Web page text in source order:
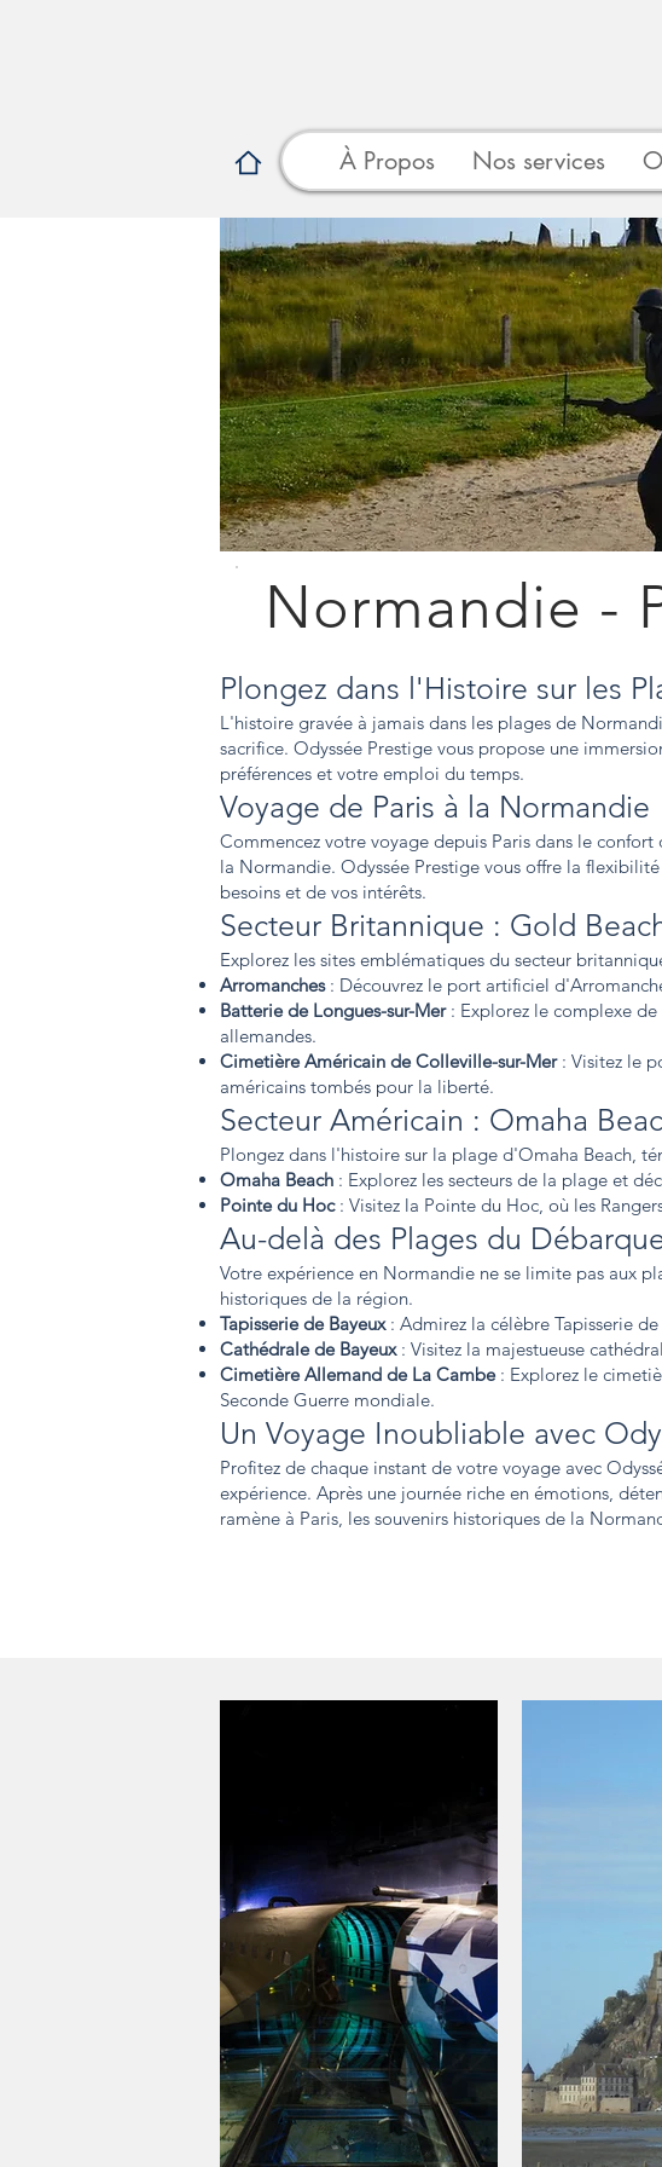
À Propos Nos services
Normandie -
Plongez dans l'Histoire sur les
L'histoire gravée à jamais dans les plages de
sacrifice. Odyssée Prestige vous propose une
préférences et votre emploi du temps.
Voyage de Paris à la Normandie
Commencez votre voyage depuis Paris dans le
la Normandie. Odyssée Prestige vous offre la
besoins et de vos intérêts.
Secteur Britannique : Gold
Explorez les sites emblématiques du secteur
Arromanches: Découvrez le port artificiel
Batterie de Longues-sur-Mer: Explorez le complexe de
allemandes.
Cimetière Américain de Colleville-sur-Mer: Visitez le
américains tombés pour la liberté.
Secteur Américain : Omaha
Plongez dans l'histoire sur la plage d'Omaha Beach,
Omaha Beach : Explorez les secteurs de la plage et
Pointe du Hoc : Visitez la Pointe du Hoc, où les
Au-delà des Plages du
Votre expérience en Normandie ne se limite pas aux
historiques de la région.
Tapisserie de Bayeux: Admirez la célèbre Tapisserie
Cathédrale de Bayeux : Visitez la majestueuse
Cimetière Allemand de La Cambe : Explorez le
Seconde Guerre mondiale.
Un Voyage Inoubliable avec
Profitez de chaque instant de votre voyage avec
expérience. Après une journée riche en émotions,
ramène à Paris, les souvenirs historiques de la